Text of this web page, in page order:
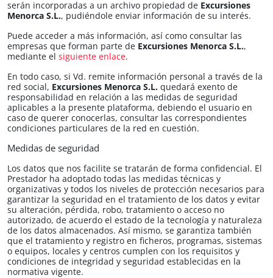
serán incorporadas a un archivo propiedad de Excursiones
Menorca S.L., pudiéndole enviar información de su interés.
Puede acceder a más información, así como consultar las
empresas que forman parte de Excursiones Menorca S.L.,
mediante el siguiente enlace.
En todo caso, si Vd. remite información personal a través de la
red social, Excursiones Menorca S.L. quedará exento de
responsabilidad en relación a las medidas de seguridad
aplicables a la presente plataforma, debiendo el usuario en
caso de querer conocerlas, consultar las correspondientes
condiciones particulares de la red en cuestión.
Medidas de seguridad
Los datos que nos facilite se tratarán de forma confidencial. El
Prestador ha adoptado todas las medidas técnicas y
organizativas y todos los niveles de protección necesarios para
garantizar la seguridad en el tratamiento de los datos y evitar
su alteración, pérdida, robo, tratamiento o acceso no
autorizado, de acuerdo el estado de la tecnología y naturaleza
de los datos almacenados. Así mismo, se garantiza también
que el tratamiento y registro en ficheros, programas, sistemas
o equipos, locales y centros cumplen con los requisitos y
condiciones de integridad y seguridad establecidas en la
normativa vigente.